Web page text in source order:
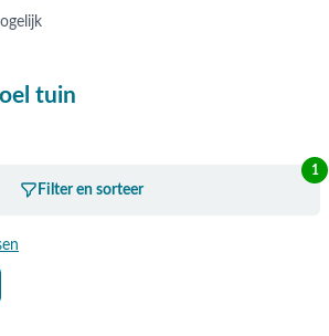
tuin
Filter en sorteer
1